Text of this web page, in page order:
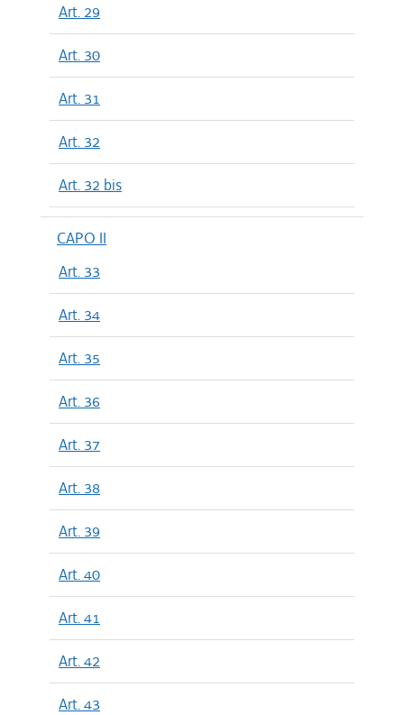
Art. 29
Art. 30
Art. 31
Art. 32
Art. 32 bis
CAPO II
Art. 33
Art. 34
Art. 35
Art. 36
Art. 37
Art. 38
Art. 39
Art. 40
Art. 41
Art. 42
Art. 43